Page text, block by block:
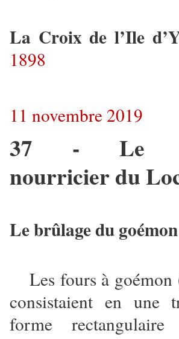
La Croix de l’Ile
1898
11 novembre 2019
37 - Le
nourricier du
Le brûlage du goémon
Les fours à goémon
consistaient en une
forme